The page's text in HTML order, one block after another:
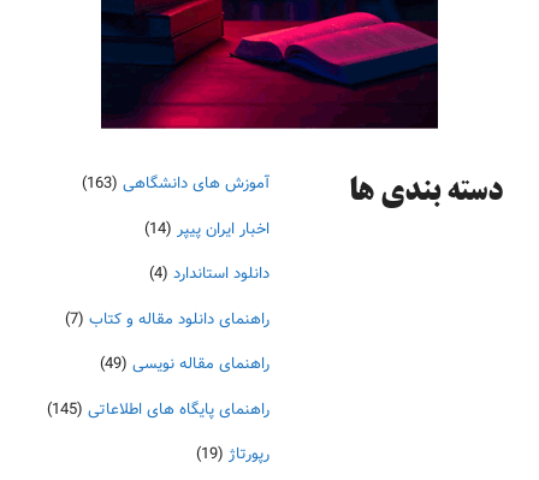
دسته‌ بندی ها آموزش های دانشگاهی (163)
اخبار ایران پیپر (14)
دانلود استاندارد (4)
راهنمای دانلود مقاله و کتاب (7)
راهنمای مقاله نویسی (49)
راهنمای پایگاه های اطلاعاتی (145)
رپورتاژ (19)